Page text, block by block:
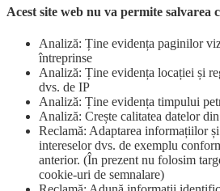
Acest site web nu va permite salvarea
Analiză: Ține evidența paginilor
întreprinse
Analiză: Ține evidența locației și
dvs. de IP
Analiză: Ține evidența timpului
Analiză: Crește calitatea datelor
Reclamă: Adaptarea informațiilor
intereselor dvs. de exemplu
anterior. (În prezent nu folosim
cookie-uri de semnalare)